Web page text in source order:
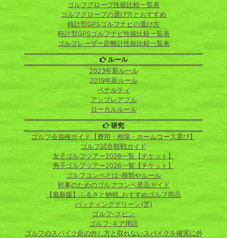
ゴルフグローブ性能比較一覧表
ゴルフグローブの選び方とおすすめ
時計型GPSゴルフナビの選び方
時計型GPSゴルフナビ性能比較一覧表
ゴルフレーザー距離計性能比較一覧表
ルール
2023年新ルール
2019年新ルール
ペナルティ
アンプレアブル
ローカルルール
研究
ゴルフ会員権ガイド【費用・相場・ホームコース選び】
ゴルフ試合観戦ガイド
女子ゴルフツアー2026一覧【チケット】
男子ゴルフツアー2026一覧【チケット】
ゴルフコンペとは-種類やルール
幹事のためのゴルフコンペ景品ガイド
【最新版】ふるさと納税_おすすめゴルフ用品
パッティンググリーン(芝)
ゴルフ-スピン
ゴルフ-ギア用語
ゴルフのスパイク鋲の外し方と取れないスパイクを確実に外